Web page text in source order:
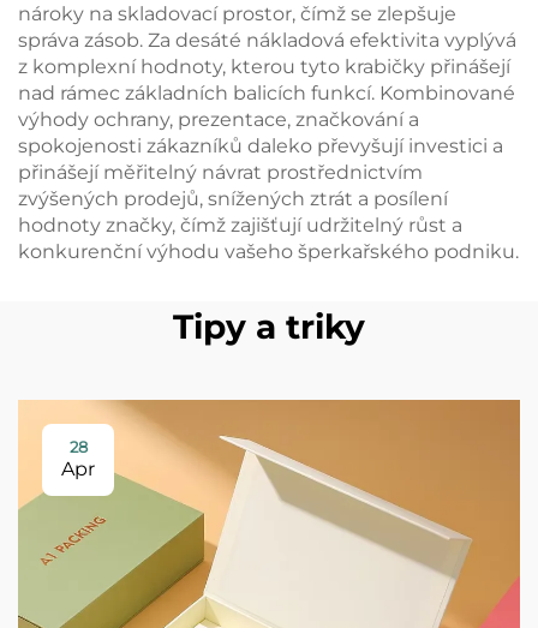
nároky na skladovací prostor, čímž se zlepšuje
správa zásob. Za desáté nákladová efektivita vyplývá
z komplexní hodnoty, kterou tyto krabičky přinášejí
nad rámec základních balicích funkcí. Kombinované
výhody ochrany, prezentace, značkování a
spokojenosti zákazníků daleko převyšují investici a
přinášejí měřitelný návrat prostřednictvím
zvýšených prodejů, snížených ztrát a posílení
hodnoty značky, čímž zajišťují udržitelný růst a
konkurenční výhodu vašeho šperkařského podniku.
Tipy a triky
28
Apr